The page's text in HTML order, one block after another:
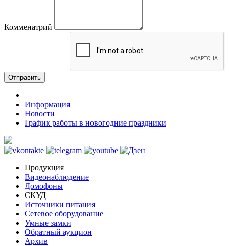
Комменатрий
Отправить
Информация
Новости
График работы в новогодние праздники
Продукция
Видеонаблюдение
Домофоны
СКУД
Источники питания
Сетевое оборудование
Умные замки
Обратный аукцион
Архив